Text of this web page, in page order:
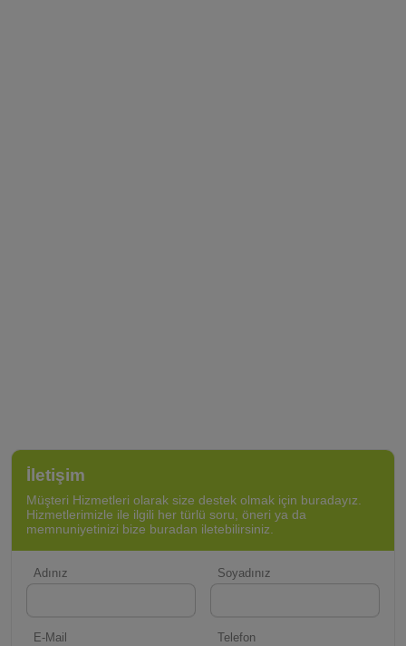
İletişim
Müşteri Hizmetleri olarak size destek olmak için buradayız.
Hizmetlerimizle ile ilgili her türlü soru, öneri ya da
memnuniyetinizi bize buradan iletebilirsiniz.
Adınız Soyadınız
E-Mail Telefon